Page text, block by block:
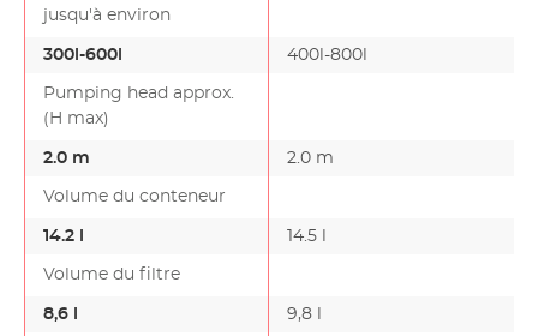
jusqu'à environ
300l-600l 400l-800l
Pumping head approx.
(H max)
2.0 m 2.0 m
Volume du conteneur
14.2 l 14.5 l
Volume du filtre
8,6 l 9,8 l